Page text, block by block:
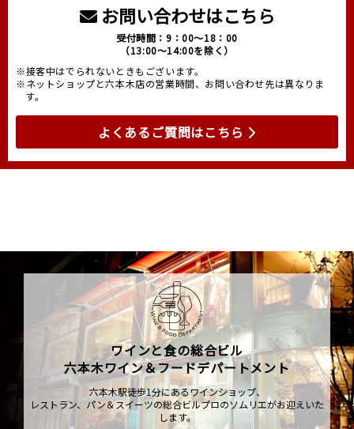
お問い合わせはこちら
受付時間：9：00～18：00
（13:00～14:00を除く）
※接客中はでられないときもございます。
※ネットショップと六本木店の営業時間、お問い合わせ先は異なりま
す。
よくあるご質問はこちら
ワインと食の総合ビル
六本木ワイン＆フードデパートメント
六本木駅徒歩1分にあるワインショップ、
レストラン、パン＆スイーツの総合ビルプロのソムリエがお迎えいた
します。